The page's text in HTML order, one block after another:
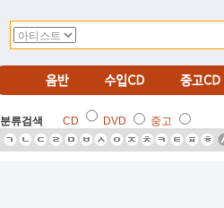
분류검색 CD DVD 중고